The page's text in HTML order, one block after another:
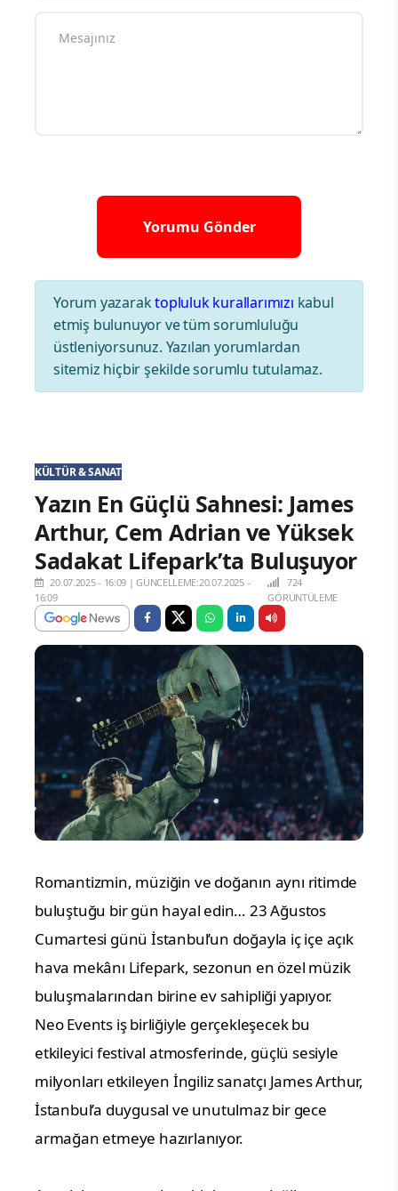
Yorum yazaraktopluluk kurallarımızı kabul
etmiş bulunuyor ve tüm sorumluluğu
üstleniyorsunuz. Yazılan yorumlardan
sitemiz hiçbir şekilde sorumlu tutulamaz.
KÜLTÜR & SANAT
Yazın En Güçlü Sahnesi: James
Arthur, Cem Adrian ve Yüksek
Sadakat Lifepark’ta Buluşuyor
20.07.2025 - 16:09 |GÜNCELLEME:20.07.2025 -
16:09
724
GÖRÜNTÜLEME
Romantizmin, müziğin ve doğanın aynı ritimde
buluştuğu bir gün hayal edin… 23 Ağustos
Cumartesi günü İstanbul’un doğayla iç içe açık
hava mekânı Lifepark, sezonun en özel müzik
buluşmalarından birine ev sahipliği yapıyor.
Neo Events iş birliğiyle gerçekleşecek bu
etkileyici festival atmosferinde, güçlü sesiyle
milyonları etkileyen İngiliz sanatçı James Arthur,
İstanbul’a duygusal ve unutulmaz bir gece
armağan etmeye hazırlanıyor.